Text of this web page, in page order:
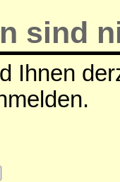
sind
Ihnen